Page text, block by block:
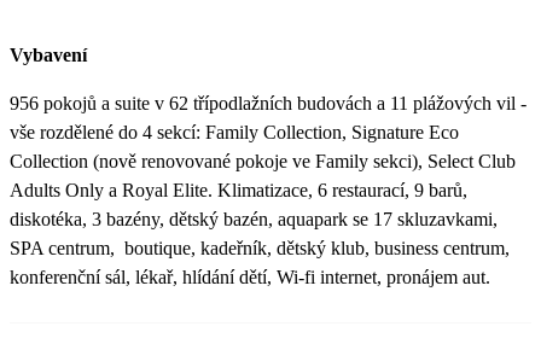
Vybavení
956 pokojů a suite v 62 třípodlažních budovách a 11 plážových vil -
vše rozdělené do 4 sekcí: Family Collection, Signature Eco
Collection (nově renovované pokoje ve Family sekci), Select Club
Adults Only a Royal Elite. Klimatizace, 6 restaurací, 9 barů,
diskotéka, 3 bazény, dětský bazén, aquapark se 17 skluzavkami,
SPA centrum, boutique, kadeřník, dětský klub, business centrum,
konferenční sál, lékař, hlídání dětí, Wi-fi internet, pronájem aut.